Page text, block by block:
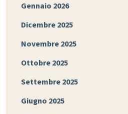
Gennaio 2026
Dicembre 2025
Novembre 2025
Ottobre 2025
Settembre 2025
Giugno 2025